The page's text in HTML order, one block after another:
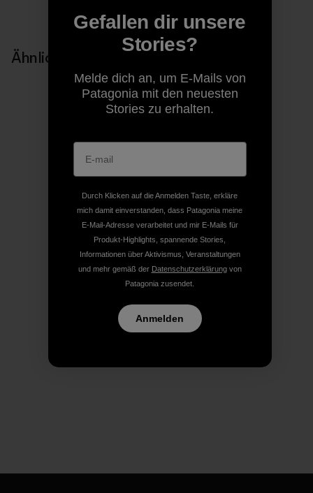
Ähnliche Storys
Gefallen dir unsere
Stories?
Melde dich an, um E-Mails von
Patagonia mit den neuesten
Stories zu erhalten.
Durch Klicken auf die Anmelden Taste, erkläre
mich damit einverstanden, dass Patagonia meine
E-Mail-Adresse verarbeitet und mir E-Mails für
Produkt-Highlights, spannende Stories,
Informationen über Aktivismus, Veranstaltungen
und mehr gemäß der Datenschutzerklärungvon
Patagonia zusendet.
Anmelden